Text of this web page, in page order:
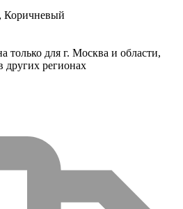
Коричневый
только для г. Москва и области,
других регионах